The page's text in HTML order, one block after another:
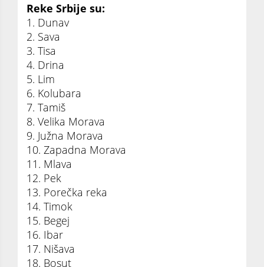
Reke Srbije su:
1. Dunav
2. Sava
3. Tisa
4. Drina
5. Lim
6. Kolubara
7. Tamiš
8. Velika Morava
9. Južna Morava
10. Zapadna Morava
11. Mlava
12. Pek
13. Porečka reka
14. Timok
15. Begej
16. Ibar
17. Nišava
18. Bosut